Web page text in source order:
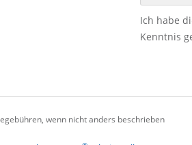
Ich habe
Kenntnis
wenn nicht anders beschrieben